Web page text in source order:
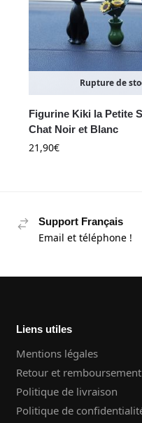
Rupture de
Figurine Kiki la Petite
Chat Noir et Blanc
21,90€
Support Français
Email et téléphone !
Liens utiles
Mentions légales
Retour et remboursement
Politique de livraison
Politique de